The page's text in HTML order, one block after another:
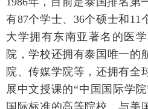
科学研究
队伍建设
招生就业
有87个学士、36个硕士和11
大学拥有东南亚著名的医
院，学校还拥有泰国唯一的
院、传媒学院等，还拥有全
展中文授课的“中国国际学
国际标准的高等院校，与美